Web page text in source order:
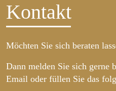
Kontakt
Möchten Sie sich beraten
Dann melden Sie sich gerne
Email oder füllen Sie das